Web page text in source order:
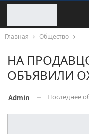
Главная Общество
НА
ОБЪЯВИЛИ
Admin Последнее